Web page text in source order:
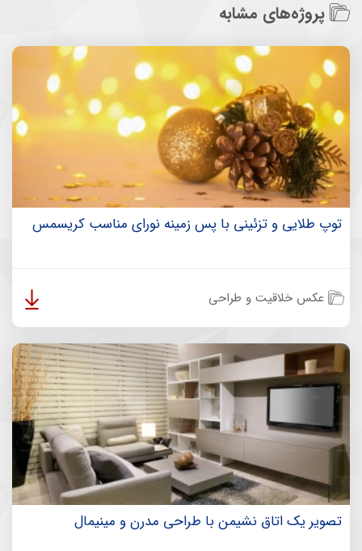
پروژه‌های مشابه
توپ طلایی و تزئینی با پس زمینه نورای مناسب کریسمس
عکس خلاقیت و طراحی
تصویر یک اتاق نشیمن با طراحی مدرن و مینیمال